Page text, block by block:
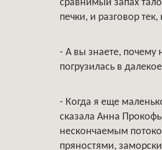
сравнимый запах
печки, и разговор
- А вы знаете, почему
погрузилась в
- Когда я еще
сказала Анна
нескончаемым
пряностями,